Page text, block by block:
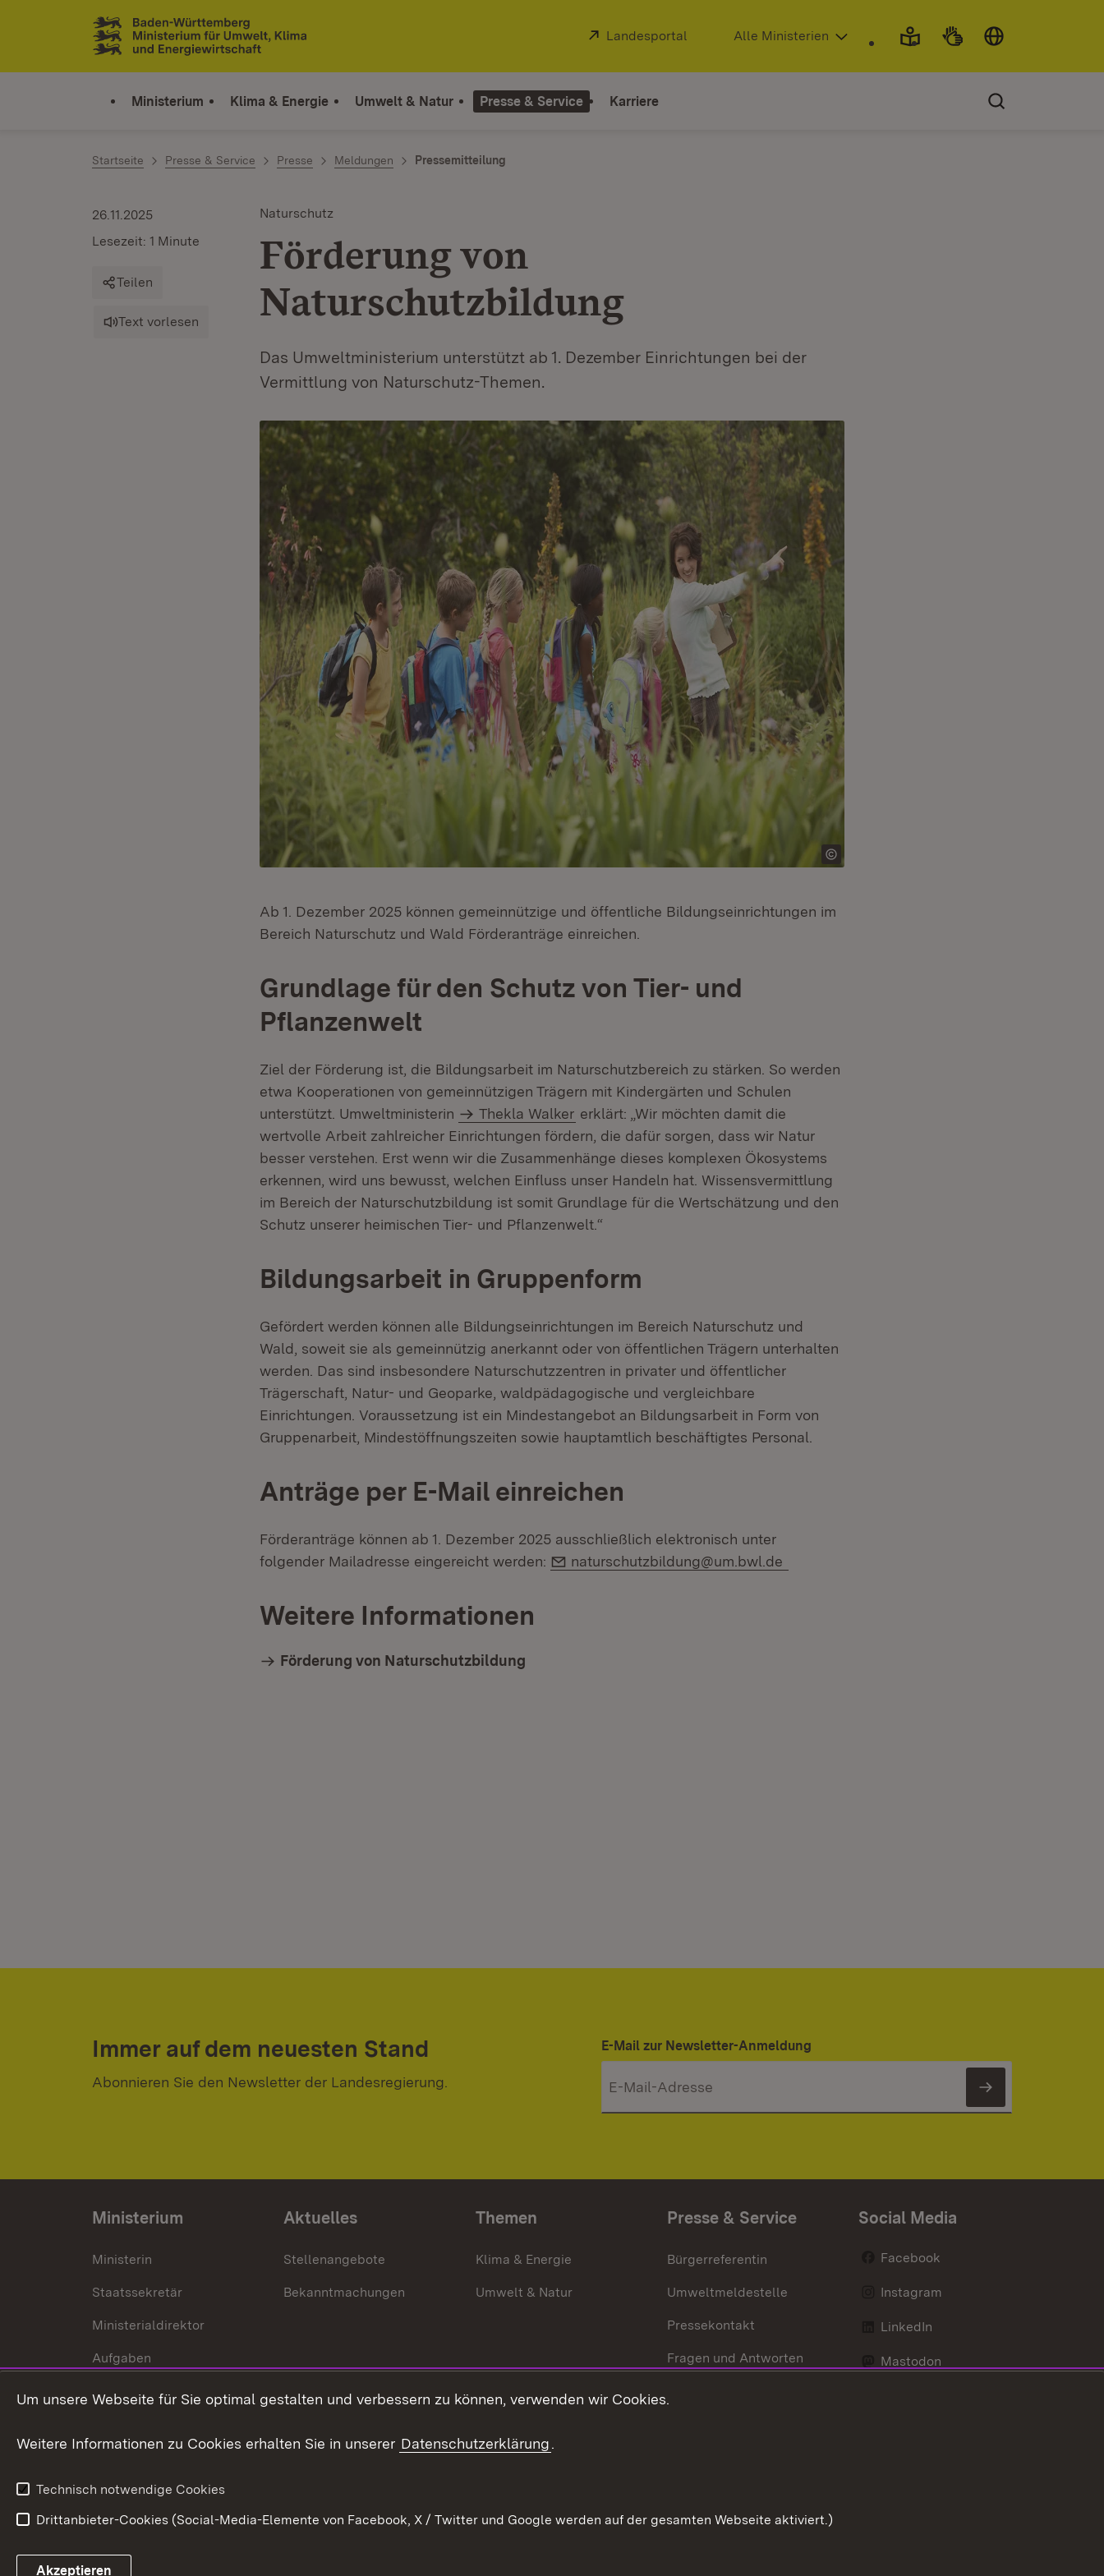
Zum Inhalt springen
Link zur Startseite
Extern:
Landesportal (Öffnet in neuem Fenster)
Alle Ministerien
Ministerium Klima & Energie Umwelt & Natur Presse & Service Karriere
Startseite Presse & Service Presse Meldungen Pressemitteilung
Naturschutz
Förderung von
Naturschutzbildung
Das Umweltministerium unterstützt ab 1. Dezember Einrichtungen bei der
Vermittlung von Naturschutz-Themen.
26.11.2025
Lesezeit: 1 Minute
Teilen
Text vorlesen
Ab 1. Dezember 2025 können gemeinnützige und öffentliche Bildungseinrichtungen im
Bereich Naturschutz und Wald Förderanträge einreichen.
Grundlage für den Schutz von Tier- und
Pflanzenwelt
Ziel der Förderung ist, die Bildungsarbeit im Naturschutzbereich zu stärken. So werden
etwa Kooperationen von gemeinnützigen Trägern mit Kindergärten und Schulen
unterstützt. Umweltministerin
Thekla Walker erklärt: „Wir möchten damit die
wertvolle Arbeit zahlreicher Einrichtungen fördern, die dafür sorgen, dass wir Natur
besser verstehen. Erst wenn wir die Zusammenhänge dieses komplexen Ökosystems
erkennen, wird uns bewusst, welchen Einfluss unser Handeln hat. Wissensvermittlung
im Bereich der Naturschutzbildung ist somit Grundlage für die Wertschätzung und den
Schutz unserer heimischen Tier- und Pflanzenwelt.“
Bildungsarbeit in Gruppenform
Gefördert werden können alle Bildungseinrichtungen im Bereich Naturschutz und
Wald, soweit sie als gemeinnützig anerkannt oder von öffentlichen Trägern unterhalten
werden. Das sind insbesondere Naturschutzzentren in privater und öffentlicher
Trägerschaft, Natur- und Geoparke, waldpädagogische und vergleichbare
Einrichtungen. Voraussetzung ist ein Mindestangebot an Bildungsarbeit in Form von
Gruppenarbeit, Mindestöffnungszeiten sowie hauptamtlich beschäftigtes Personal.
Anträge per E-Mail einreichen
Förderanträge können ab 1. Dezember 2025 ausschließlich elektronisch unter
folgender Mailadresse eingereicht werden:
E-Mail:
naturschutzbildung@um.bwl.de
Weitere Informationen
Förderung von Naturschutzbildung
Immer auf dem neuesten Stand
Abonnieren Sie den Newsletter der Landesregierung.
E-Mail zur Newsletter-Anmeldung
Newsletter
Ministerium
Ministerin
Staatssekretär
Ministerialdirektor
Aufgaben
Internationale
Aktuelles
Stellenangebote
Bekanntmachungen
Themen
Klima & Energie
Umwelt & Natur
Presse & Service
Bürgerreferentin
Umweltmeldestelle
Pressekontakt
Fragen und Antworten
Social Media
Facebook
Instagram
LinkedIn
Mastodon
Link zum Landesportal
Um unsere Webseite für Sie optimal gestalten und verbessern zu können, verwenden wir Cookies.
Weitere Informationen zu Cookies erhalten Sie in unserer Datenschutzerklärung.
Technisch notwendige Cookies
Drittanbieter-Cookies (Social-Media-Elemente von Facebook, X / Twitter und Google werden auf der gesamten Webseite aktiviert.)
Akzeptieren